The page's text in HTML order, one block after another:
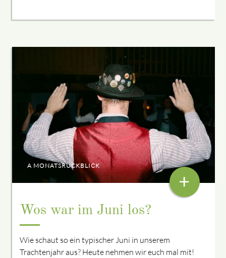
A MONATSRÜCKBLICK
Wos war im Juni los?
Wie schaut so ein typischer Juni in unserem
Trachtenjahr aus? Heute nehmen wir euch mal mit!
+